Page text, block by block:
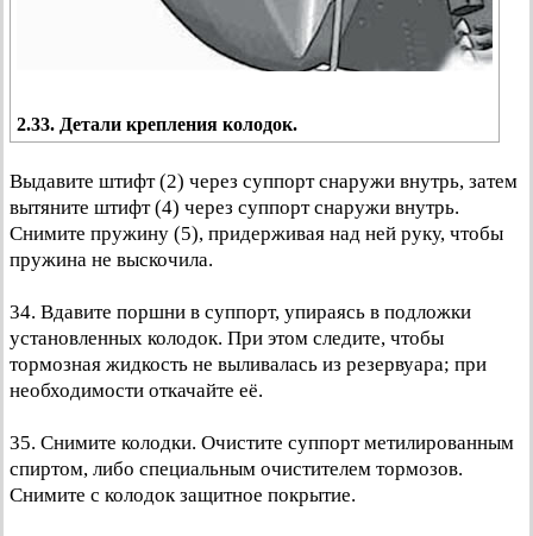
2.33. Детали крепления колодок.
Выдавите штифт (2) через суппорт снаружи внутрь, затем
вытяните штифт (4) через суппорт снаружи внутрь.
Снимите пружину (5), придерживая над ней руку, чтобы
пружина не выскочила.
34. Вдавите поршни в суппорт, упираясь в подложки
установленных колодок. При этом следите, чтобы
тормозная жидкость не выливалась из резервуара; при
необходимости откачайте её.
35. Снимите колодки. Очистите суппорт метилированным
спиртом, либо специальным очистителем тормозов.
Снимите с колодок защитное покрытие.